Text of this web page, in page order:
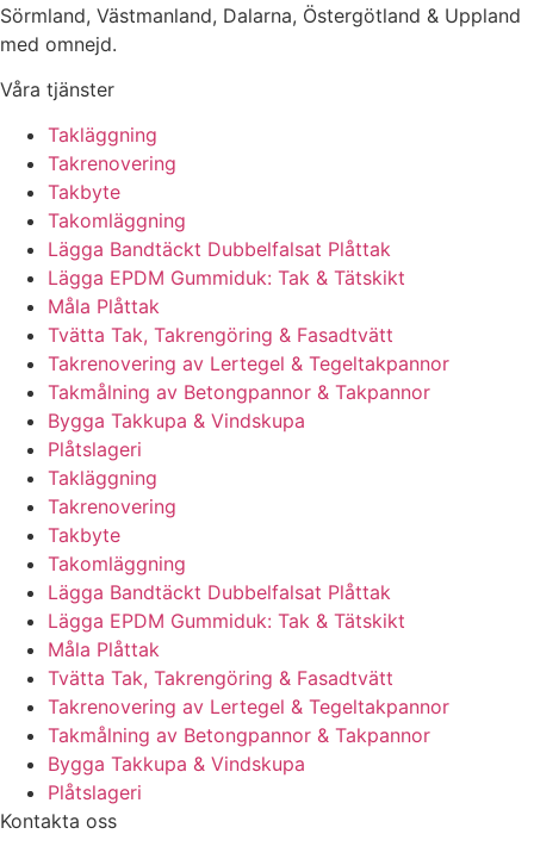
Sörmland, Västmanland, Dalarna, Östergötland & Uppland
med omnejd.
Våra tjänster
Takläggning
Takrenovering
Takbyte
Takomläggning
Lägga Bandtäckt Dubbelfalsat Plåttak
Lägga EPDM Gummiduk: Tak & Tätskikt
Måla Plåttak
Tvätta Tak, Takrengöring & Fasadtvätt
Takrenovering av Lertegel & Tegeltakpannor
Takmålning av Betongpannor & Takpannor
Bygga Takkupa & Vindskupa
Plåtslageri
Takläggning
Takrenovering
Takbyte
Takomläggning
Lägga Bandtäckt Dubbelfalsat Plåttak
Lägga EPDM Gummiduk: Tak & Tätskikt
Måla Plåttak
Tvätta Tak, Takrengöring & Fasadtvätt
Takrenovering av Lertegel & Tegeltakpannor
Takmålning av Betongpannor & Takpannor
Bygga Takkupa & Vindskupa
Plåtslageri
Kontakta oss